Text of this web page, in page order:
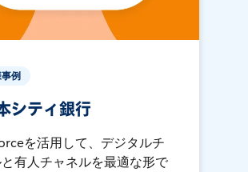
例
シティ銀行
を活用して、デジタルチ
有人チャネルを最適な形で